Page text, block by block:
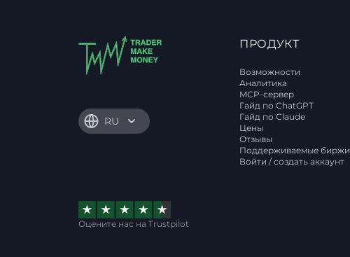
RU
Оцените нас на Trustpilot
ПРОДУКТ
Возможности
Аналитика
MCP-сервер
Гайд по ChatGPT
Гайд по Claude
Цены
Отзывы
Поддерживаемые биржи
Войти / создать аккаунт